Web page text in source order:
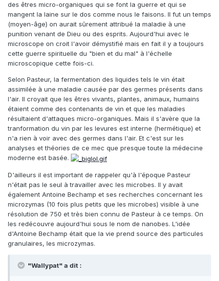
des êtres micro-organiques qui se font la guerre et qui se
mangent la laine sur le dos comme nous le faisons. Il fut un temps
(moyen-âge) on aurait sûrement attribué la maladie à une
punition venant de Dieu ou des esprits. Aujourd'hui avec le
microscope on croit l'avoir démystifié mais en fait il y a toujours
cette guerre spirituelle du "bien et du mal" à l'échelle
microscopique cette fois-ci.
Selon Pasteur, la fermentation des liquides tels le vin était
assimilée à une maladie causée par des germes présents dans
l'air. Il croyait que les êtres vivants, plantes, animaux, humains
étaient comme des contenants de vin et que les maladies
résultaient d'attaques micro-organiques. Mais il s'avère que la
tranformation du vin par les levures est interne (hermétique) et
n'a rien à voir avec des germes dans l'air. Et c'est sur les
analyses et théories de ce mec que presque toute la médecine
moderne est basée.
D'ailleurs il est important de rappeler qu'à l'époque Pasteur
n'était pas le seul à travailler avec les microbes. Il y avait
également Antoine Bechamp et ses recherches concernant les
microzymas (10 fois plus petits que les microbes) visible à une
résolution de 750 et très bien connu de Pasteur à ce temps. On
les redécouvre aujourd'hui sous le nom de nanobes. L'idée
d'Antoine Bechamp était que la vie prend source des particules
granulaires, les microzymas.
"Wallypat" a dit :